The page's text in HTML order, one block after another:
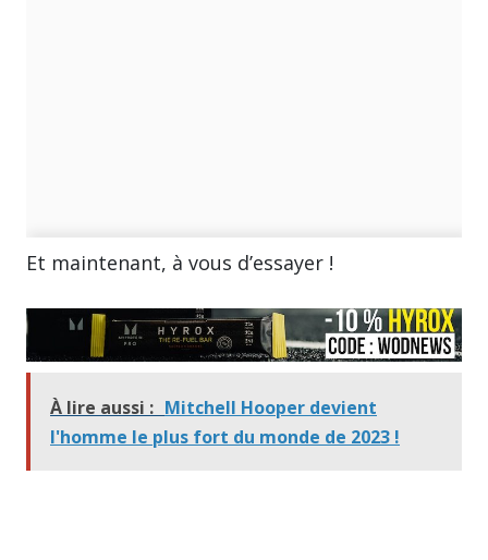
Et maintenant, à vous d’essayer !
À lire aussi : Mitchell Hooper devient
l'homme le plus fort du monde de 2023 !